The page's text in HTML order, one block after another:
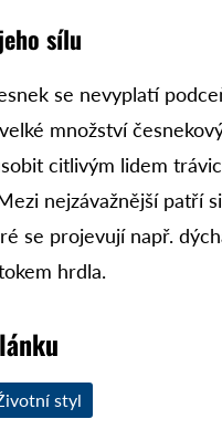
sílu
se nevyplatí
množství
citlivým lidem
nejzávažnější patří
se projevují např.
hrdla.
styl